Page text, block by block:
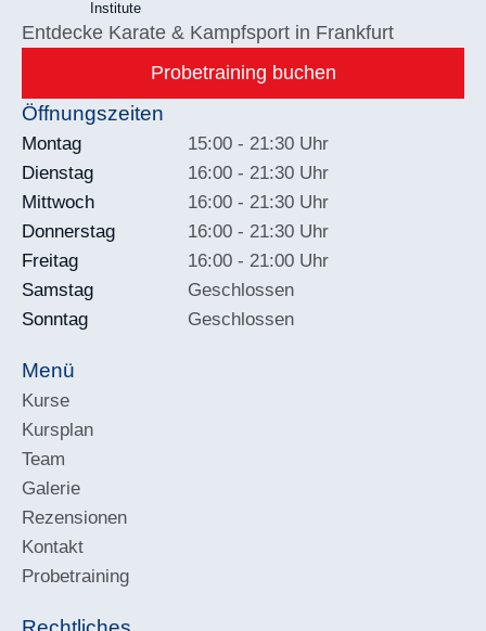
Institute
Entdecke Karate & Kampfsport in Frankfurt
Probetraining buchen
Öffnungszeiten
Montag
Dienstag
Mittwoch
Donnerstag
Freitag
Samstag
Sonntag
15:00 - 21:30 Uhr
16:00 - 21:30 Uhr
16:00 - 21:30 Uhr
16:00 - 21:30 Uhr
16:00 - 21:00 Uhr
Geschlossen
Geschlossen
Menü
Kurse
Kursplan
Team
Galerie
Rezensionen
Kontakt
Probetraining